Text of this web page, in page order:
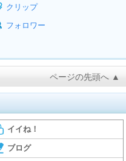
クリップ
フォロワー
ページの先頭へ ▲
イイね！
ブログ